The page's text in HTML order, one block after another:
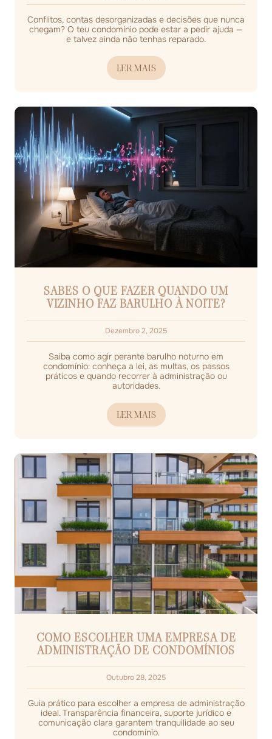
Conflitos, contas desorganizadas e decisões que nunca
chegam? O teu condomínio pode estar a pedir ajuda —
e talvez ainda não tenhas reparado.
LER MAIS
SABES O QUE FAZER QUANDO UM
VIZINHO FAZ BARULHO À NOITE?
Dezembro 2, 2025
Saiba como agir perante barulho noturno em
condomínio: conheça a lei, as multas, os passos
práticos e quando recorrer à administração ou
autoridades.
LER MAIS
COMO ESCOLHER UMA EMPRESA DE
ADMINISTRAÇÃO DE CONDOMÍNIOS
Outubro 28, 2025
Guia prático para escolher a empresa de administração
ideal. Transparência financeira, suporte jurídico e
comunicação clara garantem tranquilidade ao seu
condomínio.